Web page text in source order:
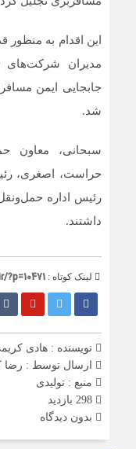
این اقدام به منظور
مدیران شرکت‌های
جابجایی ایمن
شد.
سبحانی، معاون
حراست، اصغری،
رئیس اداره حمل‌ونقل
داشتند.
لینک کوتاه :
نویسنده : هادی
ارسال توسط : رضا
منبع : تولیدی
بدون دیدگاه